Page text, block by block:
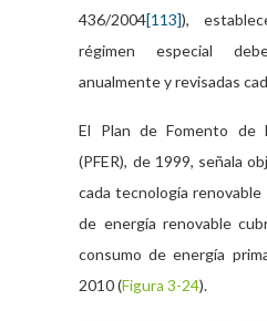
436/2004[113]),
régimen especial
anualmente y revisadas
El Plan de Fomento de
(PFER), de 1999, señala
cada tecnología
de energía renovable
consumo de energía
2010 (Figura 3-24).